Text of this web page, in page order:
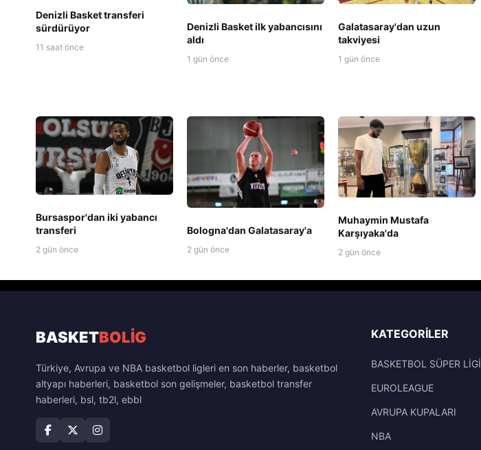
Denizli Basket transferi
sürdürüyor
11 saat önce
Denizli Basket ilk yabancısını
aldı
1 gün önce
Galatasaray'dan uzun
takviyesi
1 gün önce
Bursaspor'dan iki yabancı
transferi
2 gün önce
Bologna'dan Galatasaray'a
2 gün önce
Muhaymin Mustafa
Karşıyaka'da
2 gün önce
BASKETBOLİG
Türkiye, Avrupa ve NBA basketbol ligleri en son haberler, basketbol
altyapı haberleri, basketbol son gelişmeler, basketbol transfer
haberleri, bsl, tb2l, ebbl
KATEGORILER
BASKETBOL SÜPER LİGİ
EUROLEAGUE
AVRUPA KUPALARI
NBA